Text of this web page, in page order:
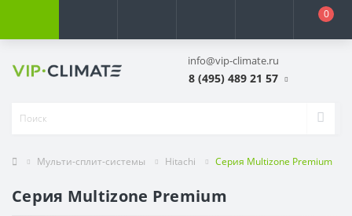
0
info@vip-climate.ru
8 (495) 489 21 57
Мульти-сплит-системы Hitachi Серия Multizone Premium
Серия Multizone Premium